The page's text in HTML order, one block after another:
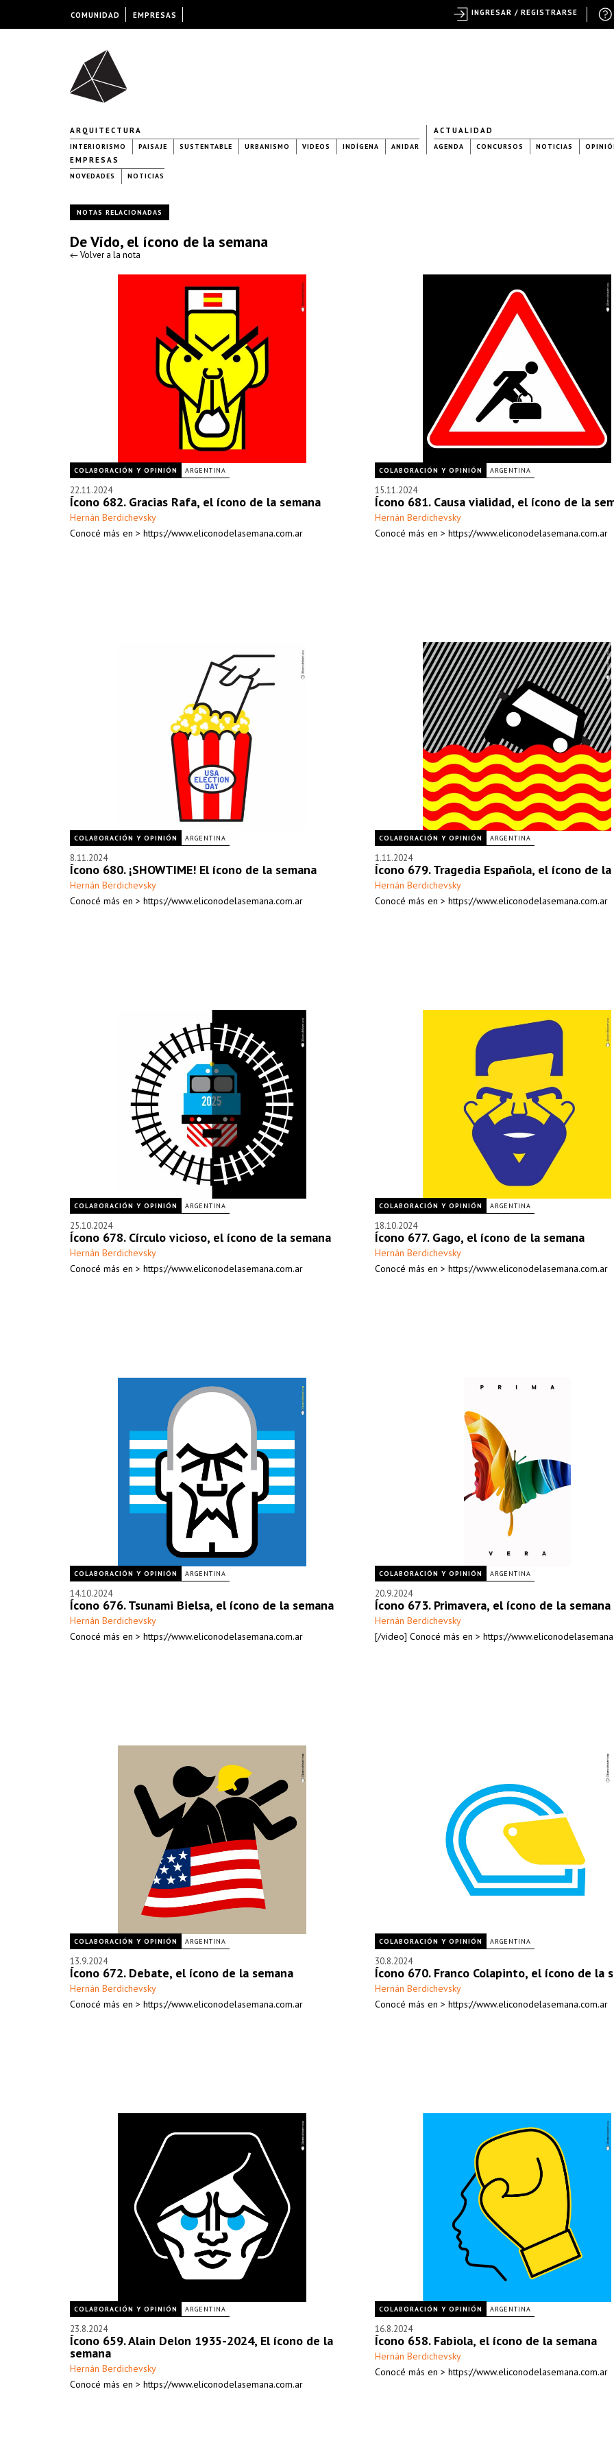
ARQUITECTURA
INTERIORISMO PAISAJE SUSTENTABLE URBANISMO VIDEOS INDÍGENA ANIDAR
ACTUALIDAD
AGENDA CONCURSOS NOTICIAS
EMPRESAS
NOVEDADES NOTICIAS
NOTAS RELACIONADAS
De Vido, el ícono de la semana
← Volver a la nota
COLABORACIÓN Y OPINIÓN ARGENTINA
22.11.2024
Ícono 682. Gracias Rafa, el ícono de la semana
Hernán Berdichevsky
Conocé más en > https://www.eliconodelasemana.com.ar
COLABORACIÓN Y OPINIÓN ARGENTINA
15.11.2024
Ícono 681. Causa vialidad, el ícono de la
Hernán Berdichevsky
Conocé más en > https://www.eliconodelasemana.com.ar
COLABORACIÓN Y OPINIÓN ARGENTINA
8.11.2024
Ícono 680. ¡SHOWTIME! El ícono de la semana
Hernán Berdichevsky
Conocé más en > https://www.eliconodelasemana.com.ar
COLABORACIÓN Y OPINIÓN ARGENTINA
1.11.2024
Ícono 679. Tragedia Española, el ícono de la
Hernán Berdichevsky
Conocé más en > https://www.eliconodelasemana.com.ar
COLABORACIÓN Y OPINIÓN ARGENTINA
25.10.2024
Ícono 678. Círculo vicioso, el ícono de la semana
Hernán Berdichevsky
Conocé más en > https://www.eliconodelasemana.com.ar
COLABORACIÓN Y OPINIÓN ARGENTINA
18.10.2024
Ícono 677. Gago, el ícono de la semana
Hernán Berdichevsky
Conocé más en > https://www.eliconodelasemana.com.ar
COLABORACIÓN Y OPINIÓN ARGENTINA
14.10.2024
Ícono 676. Tsunami Bielsa, el ícono de la semana
Hernán Berdichevsky
Conocé más en > https://www.eliconodelasemana.com.ar
COLABORACIÓN Y OPINIÓN ARGENTINA
20.9.2024
Ícono 673. Primavera, el ícono de la semana
Hernán Berdichevsky
[/video] Conocé más en > https://
COLABORACIÓN Y OPINIÓN ARGENTINA
13.9.2024
Ícono 672. Debate, el ícono de la semana
Hernán Berdichevsky
Conocé más en > https://www.eliconodelasemana.com.ar
COLABORACIÓN Y OPINIÓN ARGENTINA
30.8.2024
Ícono 670. Franco Colapinto, el ícono de la
Hernán Berdichevsky
Conocé más en > https://www.eliconodelasemana.com.ar
COLABORACIÓN Y OPINIÓN ARGENTINA
23.8.2024
Ícono 659. Alain Delon 1935-2024, El ícono de la
semana
Hernán Berdichevsky
Conocé más en > https://www.eliconodelasemana.com.ar
COLABORACIÓN Y OPINIÓN ARGENTINA
16.8.2024
Ícono 658. Fabiola, el ícono de la semana
Hernán Berdichevsky
Conocé más en > https://www.eliconodelasemana.com.ar
COMUNIDAD EMPRESAS INGRESAR / REGISTRARSE